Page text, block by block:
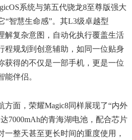
系统与第五代骁龙8至尊版强大
“智慧生命感”。其L3级卓越型
解复杂意图，自动化执行覆盖生活
程规划到创意辅助，如同一位贴身
获得的不仅是一部手机，更是一位
伴侣。
方面，荣耀Magic8同样展现了“内外
7000mAh的青海湖电池，配合芯片
一整天甚至更长时间的重度使用，